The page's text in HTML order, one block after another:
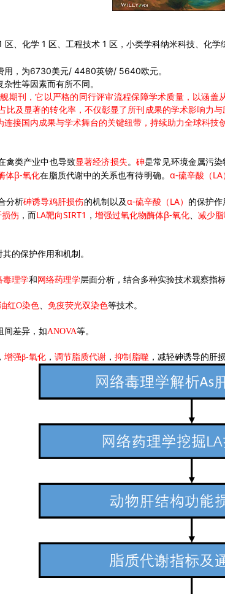
区、化学 1 区、工程技术 1 区，小类学科纳米科技、化学
用，为6730美元/ 4480英镑/ 5640欧元。
性等因素而有所不同。
期刊，它以严格的同行评审流程保障学术质量，以涵
比及显著的转化率，不仅彰显了所刊成果的学术影响力
接国内成果与学术舞台的关键纽带，持续助力全球科技
禽类产业中也导致显著经济损失。砷是常见环境金属污染
体β-氧化在脂质代谢中的关系也有待明确。 α-硫辛酸（ LA
分析砷诱导鸡肝损伤的机制以及α-硫辛酸（ LA） 的保护
损伤 ，而 LA靶向SIRT1 ， 增强过氧化物酶体β-氧化、 减少脂
其的保护作用和机制。
毒理学和 网络药理学层面分析，结合多种实验技术观察指标
红O染色、 免疫荧光双染色等技术。
间差异，如ANOVA等。
， 增强β-氧化 ， 调节脂质代谢 ， 抑制脂噬 ，减轻砷诱导的肝